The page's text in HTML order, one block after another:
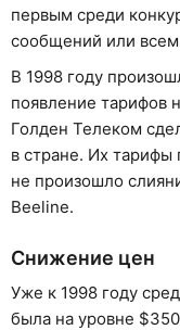
первым среди
сообщений или всем
В 1998 году
появление тарифов
Голден Телеком
в стране. Их тарифы
не произошло
Beeline.
Снижение цен
Уже к 1998 году
была на уровне